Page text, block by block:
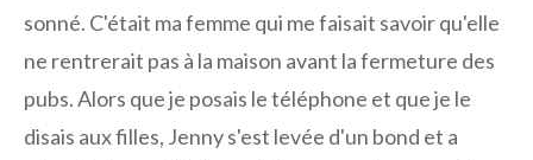
sonné. C'était ma femme qui me faisait savoir qu'elle
ne rentrerait pas à la maison avant la fermeture des
pubs. Alors que je posais le téléphone et que je le
disais aux filles, Jenny s'est levée d'un bond et a